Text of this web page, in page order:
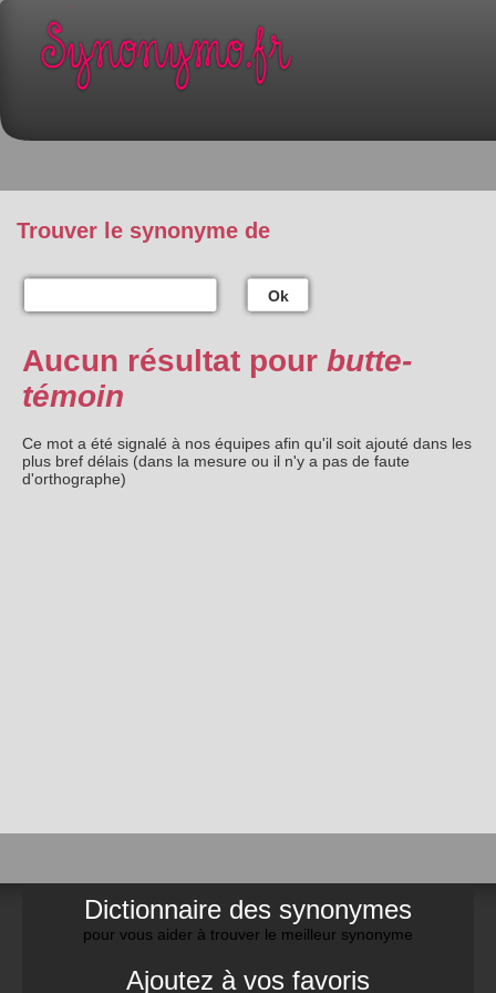
Trouver le synonyme de
Ok
Aucun résultat pour butte-
témoin
Ce mot a été signalé à nos équipes afin qu'il soit ajouté dans les
plus bref délais (dans la mesure ou il n'y a pas de faute
d'orthographe)
Dictionnaire des synonymes
pour vous aider à trouver le meilleur synonyme
Ajoutez à vos favoris